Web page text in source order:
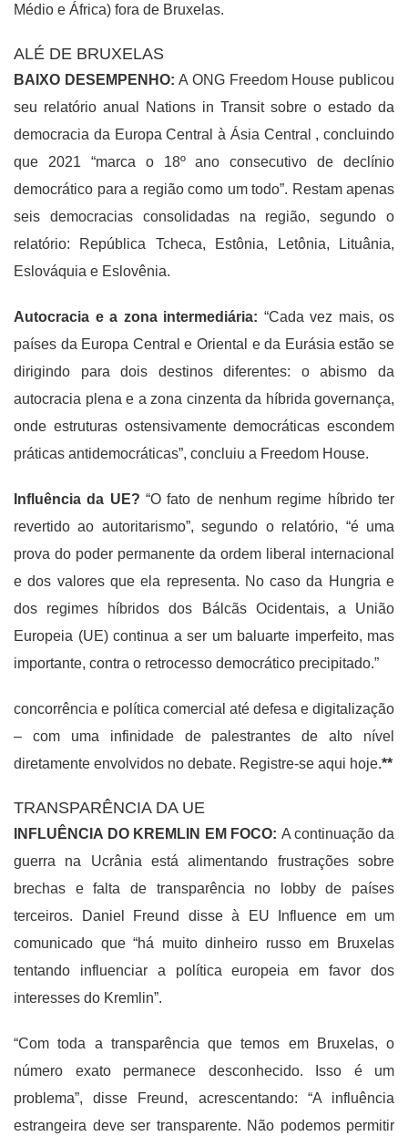
Médio e África) fora de Bruxelas.
ALÉ DE BRUXELAS
BAIXO DESEMPENHO:A ONG Freedom House publicou
seu relatório anual Nations in Transit sobre o estado da
democracia da Europa Central à Ásia Central , concluindo
que 2021 “marca o 18º ano consecutivo de declínio
democrático para a região como um todo”. Restam apenas
seis democracias consolidadas na região, segundo o
relatório: República Tcheca, Estônia, Letônia, Lituânia,
Eslováquia e Eslovênia.
Autocracia e a zona intermediária: “Cada vez mais, os
países da Europa Central e Oriental e da Eurásia estão se
dirigindo para dois destinos diferentes: o abismo da
autocracia plena e a zona cinzenta da híbrida governança,
onde estruturas ostensivamente democráticas escondem
práticas antidemocráticas”, concluiu a Freedom House.
Influência da UE? “O fato de nenhum regime híbrido ter
revertido ao autoritarismo”, segundo o relatório, “é uma
prova do poder permanente da ordem liberal internacional
e dos valores que ela representa. No caso da Hungria e
dos regimes híbridos dos Bálcãs Ocidentais, a União
Europeia (UE) continua a ser um baluarte imperfeito, mas
importante, contra o retrocesso democrático precipitado.”
concorrência e política comercial até defesa e digitalização
– com uma infinidade de palestrantes de alto nível
diretamente envolvidos no debate. Registre-se aqui hoje.**
TRANSPARÊNCIA DA UE
INFLUÊNCIA DO KREMLIN EM FOCO: A continuação da
guerra na Ucrânia está alimentando frustrações sobre
brechas e falta de transparência no lobby de países
terceiros.
Daniel Freund disse à EU Influence em um
comunicado que “há muito dinheiro russo em Bruxelas
tentando influenciar a política europeia em favor dos
interesses do Kremlin”.
“Com toda a transparência que temos em Bruxelas, o
número exato permanece desconhecido. Isso é um
problema”, disse Freund, acrescentando:
“A influência
estrangeira deve ser transparente. Não podemos permitir